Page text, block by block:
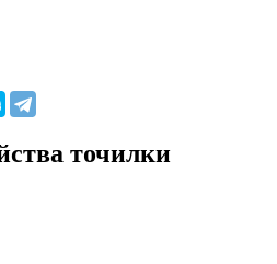
точилки